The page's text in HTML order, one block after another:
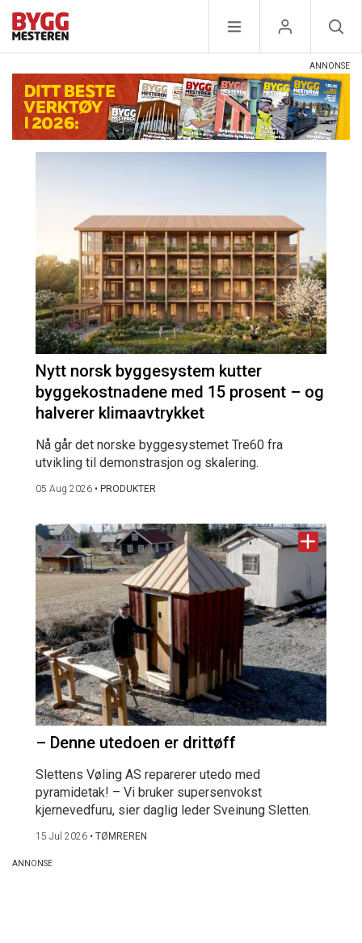
Nytt norsk byggesystem kutter
byggekostnadene med 15 prosent – og
halverer klimaavtrykket
Nå går det norske byggesystemet Tre60 fra
utvikling til demonstrasjon og skalering.
05 Aug 2026 • PRODUKTER
– Denne utedoen er drittøff
Slettens Vøling AS reparerer utedo med
pyramidetak! – Vi bruker supersenvokst
kjernevedfuru, sier daglig leder Sveinung Sletten.
15 Jul 2026 • TØMREREN